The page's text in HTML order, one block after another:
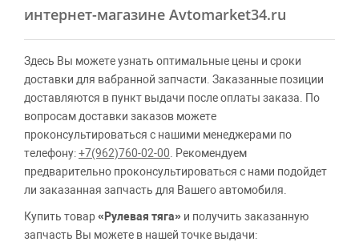
интернет-магазине Avtomarket34.ru
Здесь Вы можете узнать оптимальные цены и сроки
доставки для вабранной запчасти. Заказанные позиции
доставляются в пункт выдачи после оплаты заказа. По
вопросам доставки заказов можете
проконсультироваться с нашими менеджерами по
телефону:+7(962)760-02-00 . Рекомендуем
предварительно проконсультироваться с нами подойдет
ли заказанная запчасть для Вашего автомобиля.
Купить товар«Рулевая тяга» и получить заказанную
запчасть Вы можете в нашей точке выдачи: